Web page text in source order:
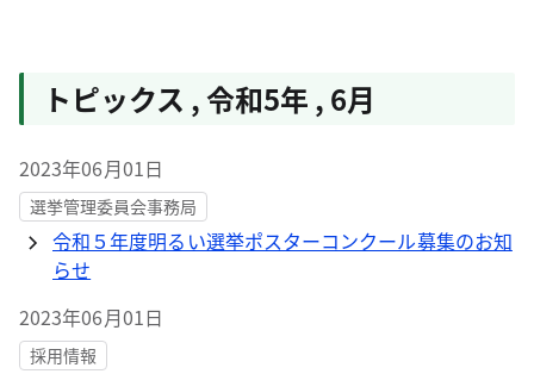
トピックス ,令和5年 , 6月
2023年06月01日
選挙管理委員会事務局
令和５年度明るい選挙ポスターコンクール募集のお知
らせ
2023年06月01日
採用情報